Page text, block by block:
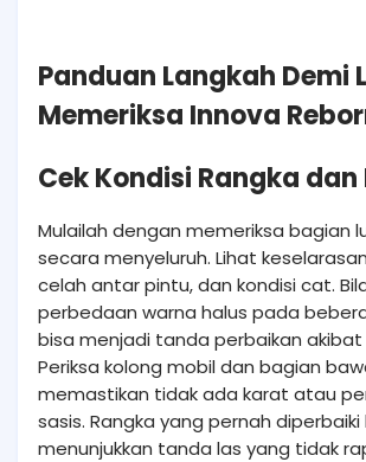
Panduan Langkah Demi
Memeriksa Innova
Cek Kondisi Rangka dan
Mulailah dengan memeriksa bagian
secara menyeluruh. Lihat
celah antar pintu, dan kondisi cat.
perbedaan warna halus pada
bisa menjadi tanda perbaikan
Periksa kolong mobil dan bagian
memastikan tidak ada karat atau
sasis. Rangka yang pernah
menunjukkan tanda las yang tidak